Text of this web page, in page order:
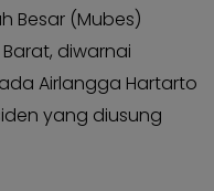
Besar (Mubes)
diwarnai
Airlangga Hartarto
yang diusung